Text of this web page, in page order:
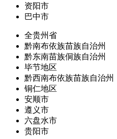
资阳市
巴中市
全贵州省
黔南布依族苗族自治州
黔东南苗族侗族自治州
毕节地区
黔西南布依族苗族自治州
铜仁地区
安顺市
遵义市
六盘水市
贵阳市